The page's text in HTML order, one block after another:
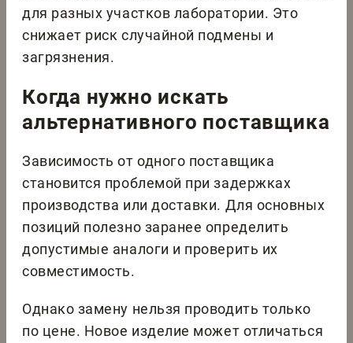
для разных участков лаборатории. Это
снижает риск случайной подмены и
загрязнения.
Когда нужно искать
альтернативного поставщика
Зависимость от одного поставщика
становится проблемой при задержках
производства или доставки. Для основных
позиций полезно заранее определить
допустимые аналоги и проверить их
совместимость.
Однако замену нельзя проводить только
по цене. Новое изделие может отличаться